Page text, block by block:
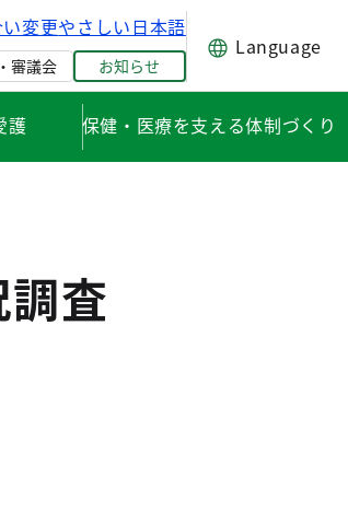
変更やさしい日本語
審議会 お知らせ
Language
護 保健・医療を支える体制づくり
査